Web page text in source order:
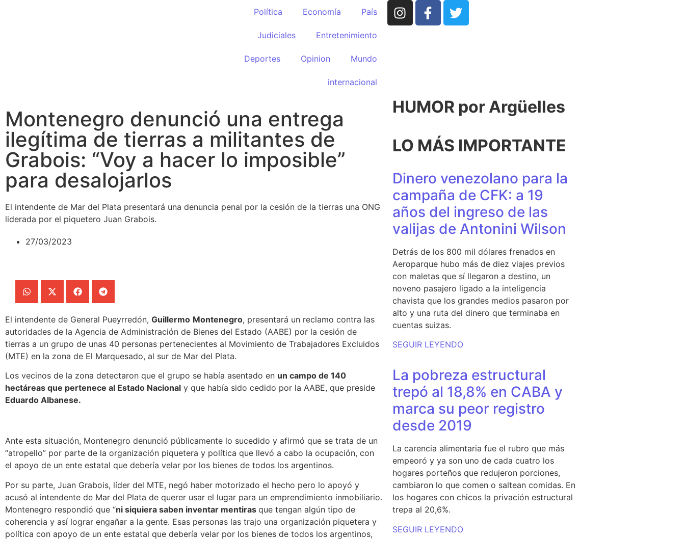
Política Economía País
Judiciales Entretenimiento
Deportes Opinion Mundo
internacional
Montenegro denunció una entrega
ilegítima de tierras a militantes de
Grabois: “Voy a hacer lo imposible”
para desalojarlos
El intendente de Mar del Plata presentará una denuncia penal por la cesión de la tierras una ONG
liderada por el piquetero Juan Grabois.
27/03/2023
El intendente de General Pueyrredón, Guillermo Montenegro, presentará un reclamo contra las
autoridades de la Agencia de Administración de Bienes del Estado (AABE) por la cesión de
tierras a un grupo de unas 40 personas pertenecientes al Movimiento de Trabajadores Excluidos
(MTE) en la zona de El Marquesado, al sur de Mar del Plata.
Los vecinos de la zona detectaron que el grupo se había asentado en un campo de 140
hectáreas que pertenece al Estado Nacional y que había sido cedido por la AABE, que preside
Eduardo Albanese.
Ante esta situación, Montenegro denunció públicamente lo sucedido y afirmó que se trata de un
“atropello” por parte de la organización piquetera y política que llevó a cabo la ocupación, con
el apoyo de un ente estatal que debería velar por los bienes de todos los argentinos.
Por su parte, Juan Grabois, líder del MTE, negó haber motorizado el hecho pero lo apoyó y
acusó al intendente de Mar del Plata de querer usar el lugar para un emprendimiento inmobiliario.
Montenegro respondió que “ni siquiera saben inventar mentiras que tengan algún tipo de
coherencia y así lograr engañar a la gente. Esas personas las trajo una organización piquetera y
política con apoyo de un ente estatal que debería velar por los bienes de todos los argentinos,
HUMOR por Argüelles​
LO MÁS IMPORTANTE
Dinero venezolano para la
campaña de CFK: a 19
años del ingreso de las
valijas de Antonini Wilson
Detrás de los 800 mil dólares frenados en
Aeroparque hubo más de diez viajes previos
con maletas que sí llegaron a destino, un
noveno pasajero ligado a la inteligencia
chavista que los grandes medios pasaron por
alto y una ruta del dinero que terminaba en
cuentas suizas.
SEGUIR LEYENDO
La pobreza estructural
trepó al 18,8% en CABA y
marca su peor registro
desde 2019
La carencia alimentaria fue el rubro que más
empeoró y ya son uno de cada cuatro los
hogares porteños que redujeron porciones,
cambiaron lo que comen o saltean comidas. En
los hogares con chicos la privación estructural
trepa al 20,6%.
SEGUIR LEYENDO